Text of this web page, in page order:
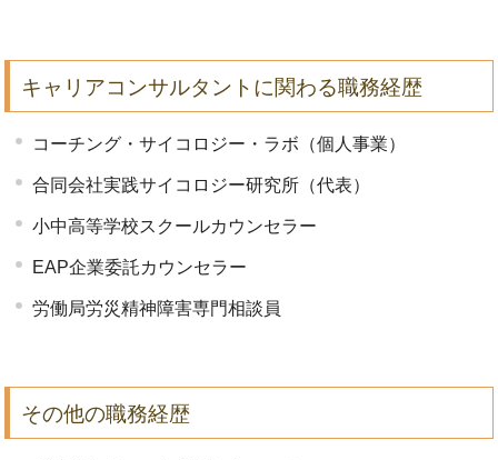
キャリアコンサルタントに関わる職務経歴
コーチング・サイコロジー・ラボ（個人事業）
合同会社実践サイコロジー研究所（代表）
小中高等学校スクールカウンセラー
EAP企業委託カウンセラー
労働局労災精神障害専門相談員
その他の職務経歴